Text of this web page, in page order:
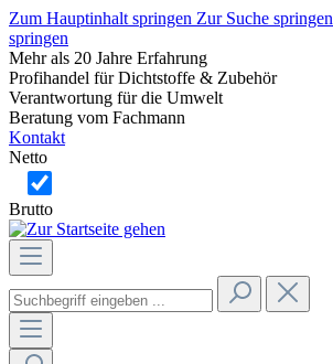
Zum Hauptinhalt springen Zur Suche springen
springen
Mehr als 20 Jahre Erfahrung
Profihandel für Dichtstoffe & Zubehör
Verantwortung für die Umwelt
Beratung vom Fachmann
Kontakt
Netto
Brutto